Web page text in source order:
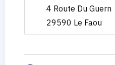
4 Route Du Guern
29590 Le Faou